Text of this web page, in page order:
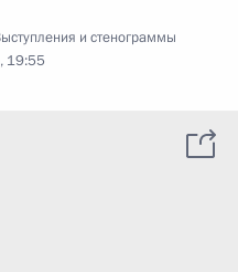
и стенограммы
19:55